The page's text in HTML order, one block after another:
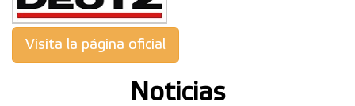
Visita la página oficial
Noticias